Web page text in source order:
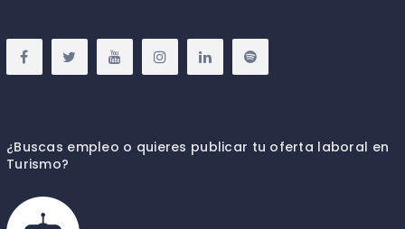
¿Buscas empleo o quieres publicar tu oferta laboral en
Turismo?